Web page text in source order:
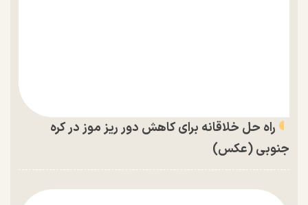
راه حل خلاقانه برای کاهش دور ریز موز در کره
جنوبی (عکس)